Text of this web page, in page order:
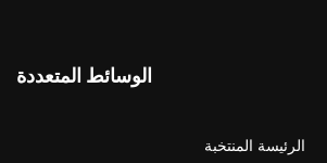
الوسائط المتعددة
الرئيسة المنتخبة